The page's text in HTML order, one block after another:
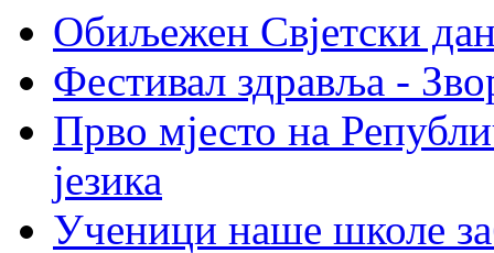
Обиљежен Свјетски
Фестивал здравља -
Прво мјесто на
језика
Ученици наше школе